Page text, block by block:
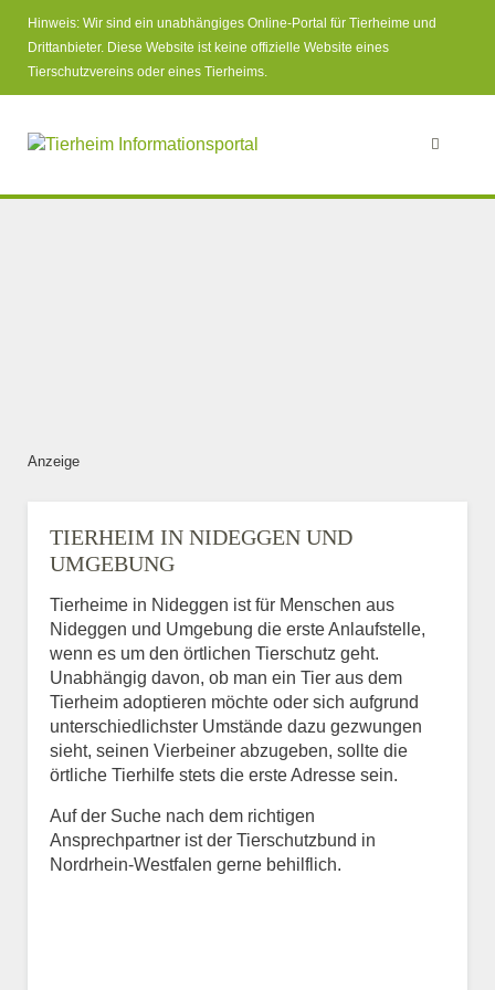
Hinweis: Wir sind ein unabhängiges Online-Portal für Tierheime und
Drittanbieter. Diese Website ist keine offizielle Website eines
Tierschutzvereins oder eines Tierheims.
Anzeige
TIERHEIM IN NIDEGGEN UND
UMGEBUNG
Tierheime in Nideggen ist für Menschen aus
Nideggen und Umgebung die erste Anlaufstelle,
wenn es um den örtlichen Tierschutz geht.
Unabhängig davon, ob man ein Tier aus dem
Tierheim adoptieren möchte oder sich aufgrund
unterschiedlichster Umstände dazu gezwungen
sieht, seinen Vierbeiner abzugeben, sollte die
örtliche Tierhilfe stets die erste Adresse sein.
Auf der Suche nach dem richtigen
Ansprechpartner ist der Tierschutzbund in
Nordrhein-Westfalen gerne behilflich.